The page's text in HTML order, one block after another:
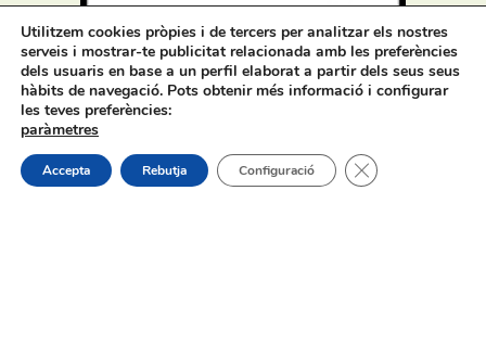
Procés selectiu 1 plaça tècnic/a de
joventut – torn lliure – oposició
Utilitzem cookies pròpies i de tercers per analitzar els nostres
serveis i mostrar-te publicitat relacionada amb les preferències
dels usuaris en base a un perfil elaborat a partir dels seus seus
hàbits de navegació. Pots obtenir més informació i configurar
les teves preferències:
paràmetres
Accepta Rebutja Configuració Tanca el bàner de